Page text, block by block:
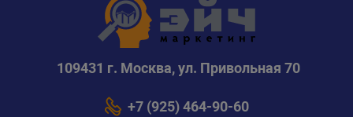
109431 г. Москва, ул. Привольная 70
+7 (925) 464-90-60